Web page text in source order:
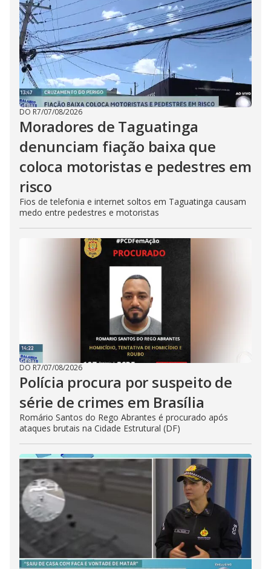
DO R7/07/08/2026
Moradores de Taguatinga
denunciam fiação baixa que
coloca motoristas e pedestres em
risco
Fios de telefonia e internet soltos em Taguatinga causam
medo entre pedestres e motoristas
DO R7/07/08/2026
Polícia procura por suspeito de
série de crimes em Brasília
Romário Santos do Rego Abrantes é procurado após
ataques brutais na Cidade Estrutural (DF)